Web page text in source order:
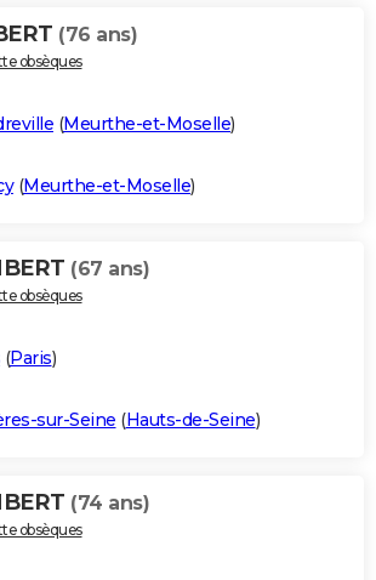
(76 ans)
obsèques
(Meurthe-et-Moselle)
(Meurthe-et-Moselle)
(67 ans)
obsèques
(Paris)
sur-Seine (Hauts-de-Seine)
(74 ans)
obsèques